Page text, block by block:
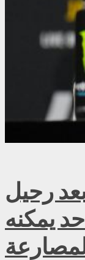
رحيل
يمكنه